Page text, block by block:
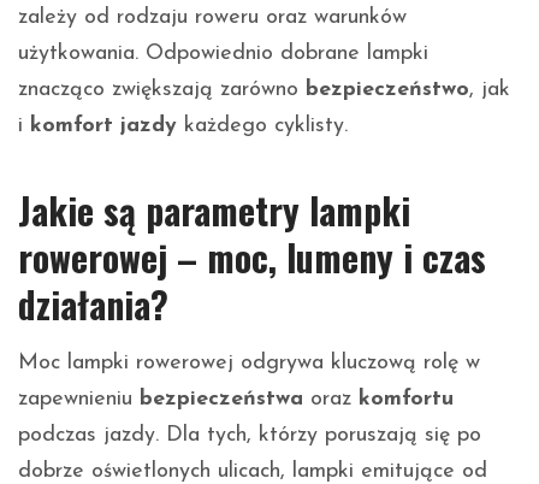
zależy od rodzaju roweru oraz warunków
użytkowania. Odpowiednio dobrane lampki
znacząco zwiększają zarówno bezpieczeństwo, jak
i komfort jazdy każdego cyklisty.
Jakie są parametry lampki
rowerowej – moc, lumeny i czas
działania?
Moc lampki rowerowej odgrywa kluczową rolę w
zapewnieniu bezpieczeństwa oraz komfortu
podczas jazdy. Dla tych, którzy poruszają się po
dobrze oświetlonych ulicach, lampki emitujące od